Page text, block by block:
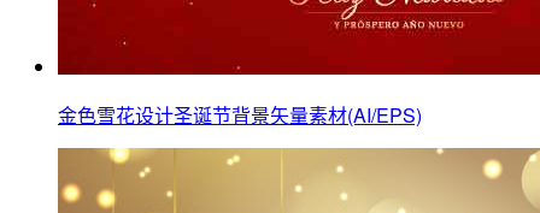
金色雪花设计圣诞节背景矢量素材(AI/EPS)